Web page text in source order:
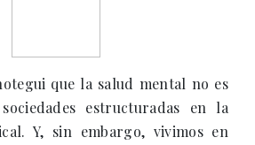
que la salud mental no es
estructuradas en la
Y, sin embargo, vivimos en